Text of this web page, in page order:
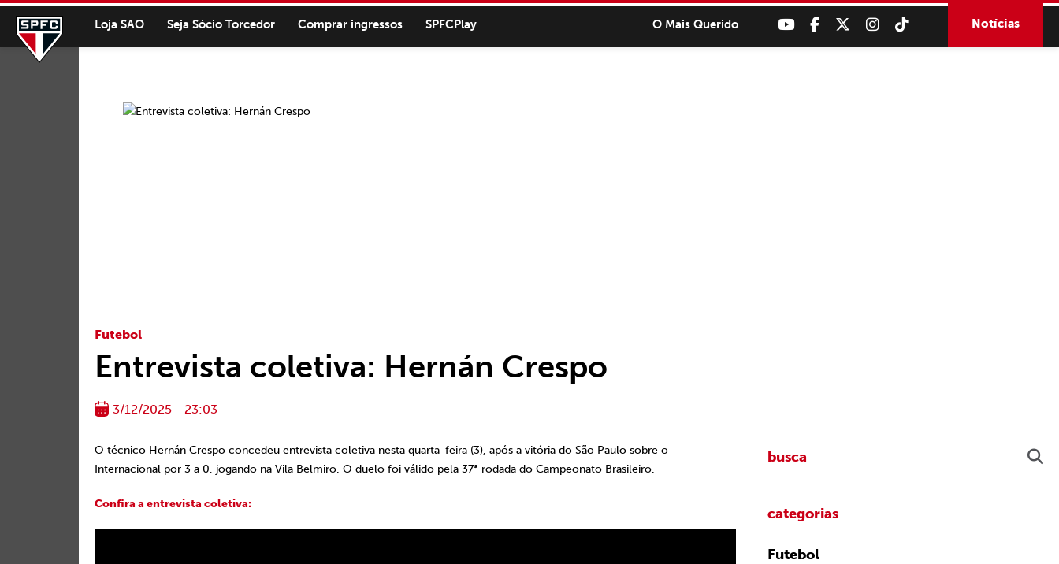
Loja SAO Seja Sócio Torcedor Comprar ingressos SPFCPlay O Mais Querido Notícias
Futebol
Entrevista coletiva: Hernán Crespo
3/12/2025 - 23:03
O técnico Hernán Crespo concedeu entrevista coletiva nesta quarta-feira (3), após a vitória do São Paulo sobre o
Internacional por 3 a 0, jogando na Vila Belmiro. O duelo foi válido pela 37ª rodada do Campeonato Brasileiro.
Confira a entrevista coletiva:
categorias
Futebol